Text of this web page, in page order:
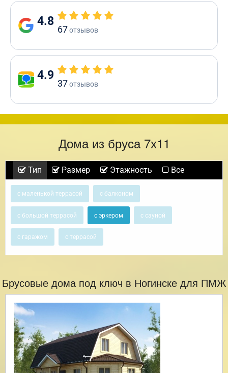
4.8
67отзывов
4.9
37отзывов
Дома из бруса 7х11
Тип Размер Этажность Все
с маленькой террасой с балконом
с большой террасой с эркером с сауной
с гаражом с террасой
Брусовые дома под ключ в Ногинске для ПМЖ